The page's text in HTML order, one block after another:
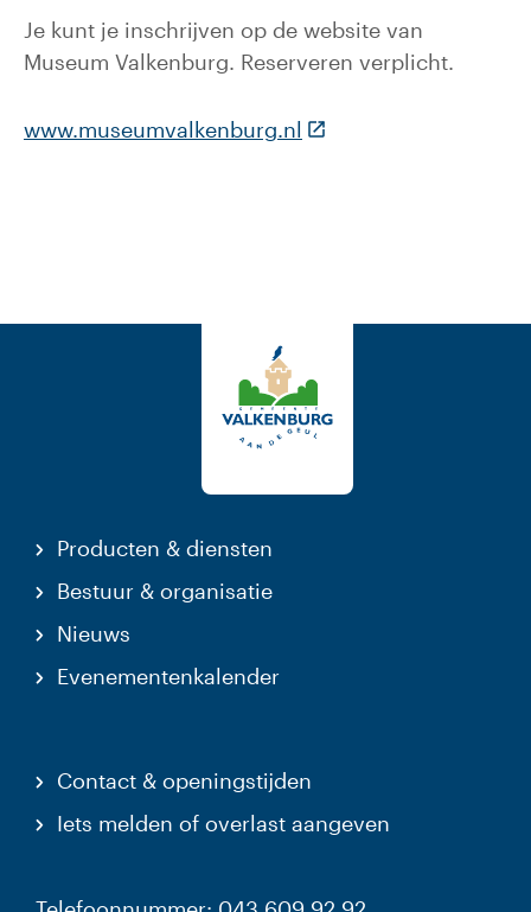
Je kunt je inschrijven op de website van
Museum Valkenburg. Reserveren verplicht.
www.museumvalkenburg.nl (Deze link gaat naar
Producten & diensten
Bestuur & organisatie
Nieuws
Evenementenkalender
Contact & openingstijden
Iets melden of overlast aangeven